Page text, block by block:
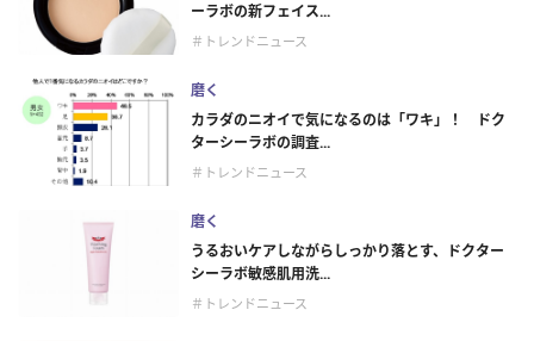
ーラボの新フェイス...
＃トレンドニュース
磨く
カラダのニオイで気になるのは「ワキ」！ ドク
ターシーラボの調査...
＃トレンドニュース
磨く
うるおいケアしながらしっかり落とす、ドクター
シーラボ敏感肌用洗...
＃トレンドニュース